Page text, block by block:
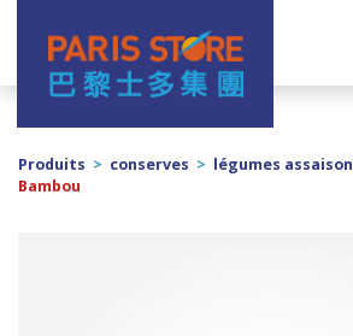
Navigation principale
Produits > conserves > légumes
Bambou